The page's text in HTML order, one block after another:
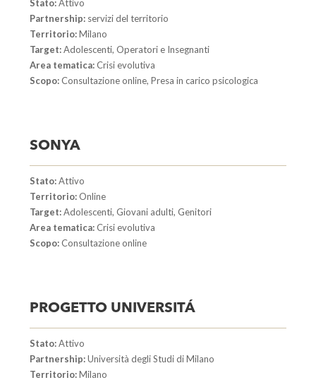
Stato:Attivo
Partnership: servizi del territorio
Territorio:Milano
Target:Adolescenti, Operatori e Insegnanti
Area tematica:Crisi evolutiva
Scopo:Consultazione online, Presa in carico psicologica
SONYA
Stato:Attivo
Territorio:Online
Target:Adolescenti, Giovani adulti, Genitori
Area tematica:Crisi evolutiva
Scopo:Consultazione online
PROGETTO UNIVERSITÁ
Stato:Attivo
Partnership:Università degli Studi di Milano
Territorio:Milano